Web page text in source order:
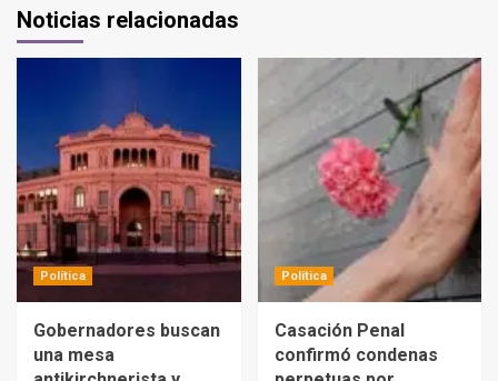
Noticias relacionadas
Política
Gobernadores buscan
una mesa
Política
Casación Penal
confirmó condenas